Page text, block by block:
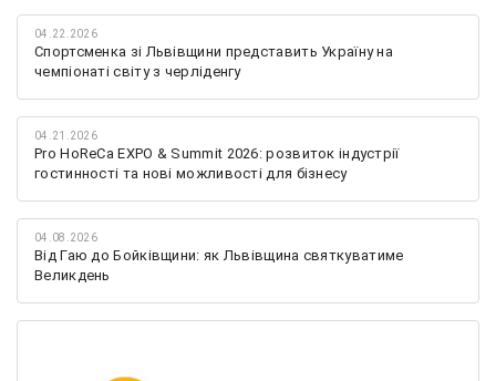
04.22.2026
Спортсменка зі Львівщини представить Україну на
чемпіонаті світу з черліденгу
04.21.2026
Pro HoReCa EXPO & Summit 2026: розвиток індустрії
гостинності та нові можливості для бізнесу
04.08.2026
Від Гаю до Бойківщини: як Львівщина святкуватиме
Великдень